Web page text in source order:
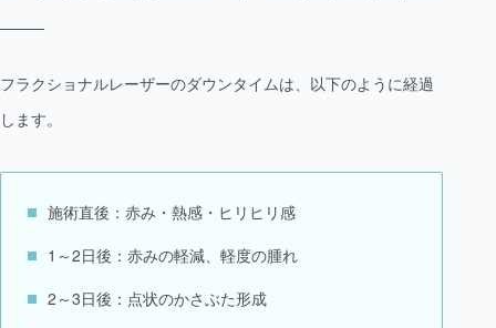
フラクショナルレーザーのダウンタイムは、以下のように経過
します。
施術直後：赤み・熱感・ヒリヒリ感
1～2日後：赤みの軽減、軽度の腫れ
2～3日後：点状のかさぶた形成